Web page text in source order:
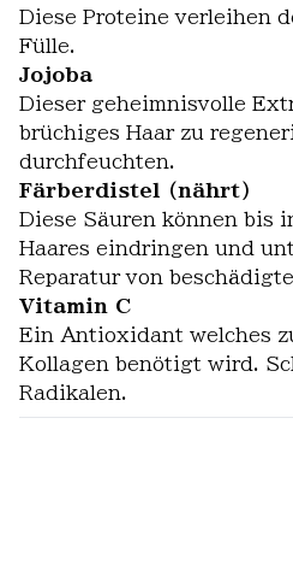
Diese Proteine verleihen
Fülle.
Jojoba
Dieser geheimnisvolle
brüchiges Haar zu
durchfeuchten.
Färberdistel (nährt)
Diese Säuren können bis
Haares eindringen und
Reparatur von
Vitamin C
Ein Antioxidant welches
Kollagen benötigt wird.
Radikalen.